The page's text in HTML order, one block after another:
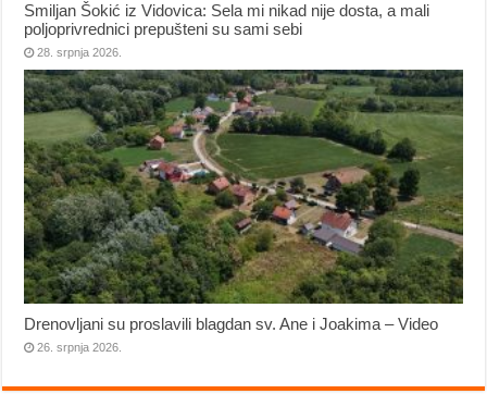
Smiljan Šokić iz Vidovica: Sela mi nikad nije dosta, a mali
poljoprivrednici prepušteni su sami sebi
28. srpnja 2026.
Drenovljani su proslavili blagdan sv. Ane i Joakima – Video
26. srpnja 2026.